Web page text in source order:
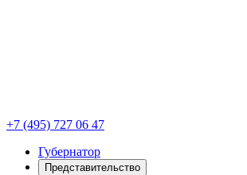
+7 (495) 727 06 47
Губернатор
Представительство